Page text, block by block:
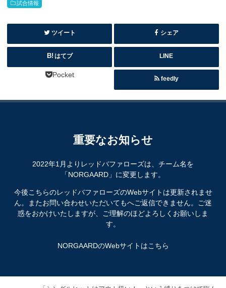
試合情報
ツイート シェア
はてブ LINE
Pocket feedly
重要なお知らせ
2022年1月よりレッドバファローズは、チーム名を
「NORGAARD」に変更します。
今後こちらのレッドバファローズのWebサイトは更新されませ
ん。またお問い合わせいただいてもへご返信できません。ご迷
惑をおかけいたしますが、ご理解のほどよろしくお願いしま
す。
NORGAARDのWebサイトはこちら